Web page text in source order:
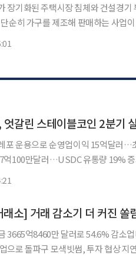
장기화된 주택시장 침체와 건설경
순히 가구를 제조해 판매하는 사업
엇갈린 스테이블코인 2분기
포 운용으로 순영업이익 15억달러…
억100만달러…USDC 유통량 19%
3665억8460만 달러로 54.6% 감소
으로 돌파구 모색빗썸, 투자 협상 지